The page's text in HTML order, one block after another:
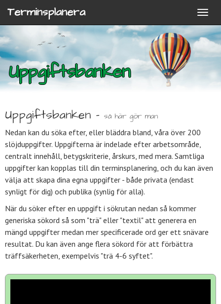
Terminsplanera
Uppgiftsbanken
Uppgiftsbanken - så här gör man
Nedan kan du söka efter, eller bläddra bland, våra över 200
slöjduppgifter. Uppgifterna är indelade efter arbetsområde,
centralt innehåll, betygskriterie, årskurs, med mera. Samtliga
uppgifter kan kopplas till din terminsplanering, och du kan även
välja att skapa dina egna uppgifter - både privata (endast
synligt för dig) och publika (synlig för alla).
När du söker efter en uppgift i sökrutan nedan så kommer
generiska sökord så som "trä" eller "textil" att generera en
mängd uppgifter medan mer specificerade ord ger ett snävare
resultat. Du kan även ange flera sökord för att förbättra
träffsäkerheten, exempelvis "trä 4-6 syftet".